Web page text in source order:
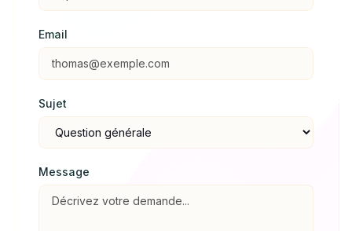
Email
Sujet
Message